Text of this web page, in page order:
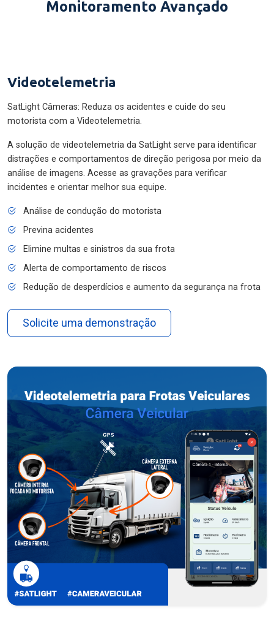
Monitoramento Avançado
Videotelemetria
SatLight Câmeras: Reduza os acidentes e cuide do seu
motorista com a Videotelemetria.
A solução de videotelemetria da SatLight serve para identificar
distrações e comportamentos de direção perigosa por meio da
análise de imagens. Acesse as gravações para verificar
incidentes e orientar melhor sua equipe.
Análise de condução do motorista
Previna acidentes
Elimine multas e sinistros da sua frota
Alerta de comportamento de riscos
Redução de desperdícios e aumento da segurança na frota
Solicite uma demonstração